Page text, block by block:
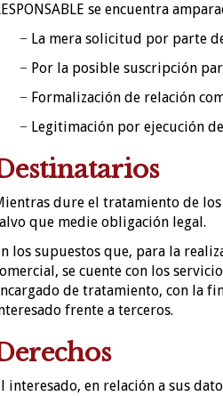
se encuentra
− La mera solicitud por parte
− Por la posible suscripción
− Formalización de relación
− Legitimación por ejecución
dure el tratamiento de los
que medie obligación legal.
los supuestos que, para la
se cuente con los
de tratamiento, con la
frente a terceros.
interesado, en relación a sus